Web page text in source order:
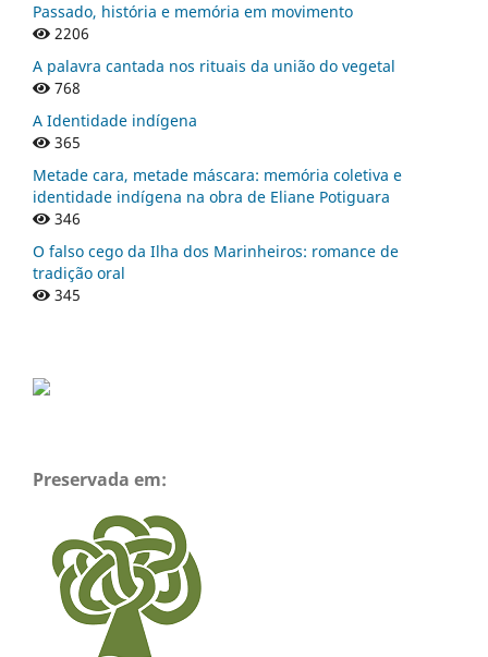
Passado, história e memória em movimento
2206
A palavra cantada nos rituais da união do vegetal
768
A Identidade indígena
365
Metade cara, metade máscara: memória coletiva e
identidade indígena na obra de Eliane Potiguara
346
O falso cego da Ilha dos Marinheiros: romance de
tradição oral
345
Preservada em: